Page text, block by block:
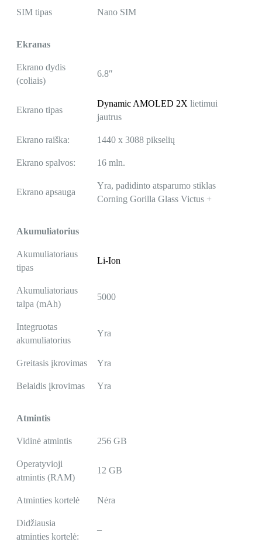
SIM tipas Nano SIM
Ekranas
Ekrano dydis
(coliais)
6.8″
Ekrano tipas
Dynamic AMOLED 2X lietimui
jautrus
Ekrano raiška: 1440 x 3088 pikselių
Ekrano spalvos: 16 mln.
Ekrano apsauga
Yra, padidinto atsparumo stiklas
Corning Gorilla Glass Victus +
Akumuliatorius
Akumuliatoriaus
tipas
Li-Ion
Akumuliatoriaus
talpa (mAh)
5000
Integruotas
akumuliatorius
Yra
Greitasis įkrovimas Yra
Belaidis įkrovimas Yra
Atmintis
Vidinė atmintis 256 GB
Operatyvioji
atmintis (RAM)
12 GB
Atminties kortelė Nėra
Didžiausia
atminties kortelė:
–